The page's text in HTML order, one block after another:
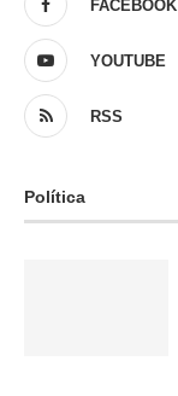
FACEBOOK
YOUTUBE
RSS
Política